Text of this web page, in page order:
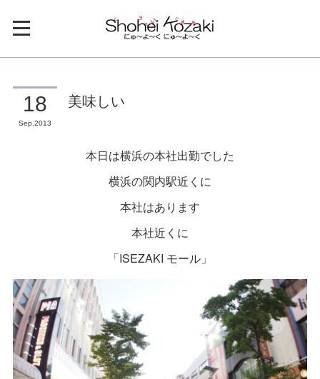
18
Sep 2013
美味しい
本日は横浜の本社出勤でした
横浜の関内駅近くに
本社はあります
本社近くに
「ISEZAKI モール」